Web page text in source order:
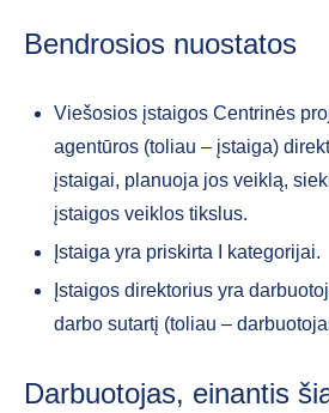
Bendrosios nuostatos
Viešosios įstaigos Centrinės
agentūros (toliau – įstaiga)
įstaigai, planuoja jos veiklą,
įstaigos veiklos tikslus.
Įstaiga yra priskirta I kategorijai.
Įstaigos direktorius yra
darbo sutartį (toliau –
Darbuotojas, einantis